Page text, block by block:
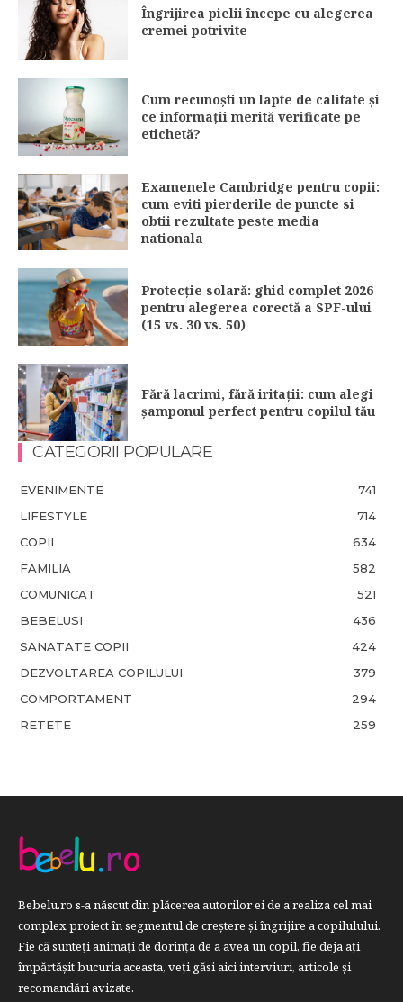
Îngrijirea pielii începe cu alegerea
cremei potrivite
Cum recunoști un lapte de calitate și
ce informații merită verificate pe
etichetă?
Examenele Cambridge pentru copii:
cum eviti pierderile de puncte si
obtii rezultate peste media
nationala
Protecție solară: ghid complet 2026
pentru alegerea corectă a SPF-ului
(15 vs. 30 vs. 50)
Fără lacrimi, fără iritații: cum alegi
șamponul perfect pentru copilul tău
CATEGORII POPULARE
EVENIMENTE
741
LIFESTYLE
714
COPII
634
FAMILIA
582
COMUNICAT
521
BEBELUSI
436
SANATATE COPII
424
DEZVOLTAREA COPILULUI
379
COMPORTAMENT
294
RETETE
259
Bebelu.ro s-a născut din plăcerea autorilor ei de a realiza cel mai
complex proiect în segmentul de creştere şi îngrijire a copilulului.
Fie că sunteţi animaţi de dorinţa de a avea un copil, fie deja aţi
împărtăşit bucuria aceasta, veți găsi aici interviuri, articole şi
recomandări avizate.